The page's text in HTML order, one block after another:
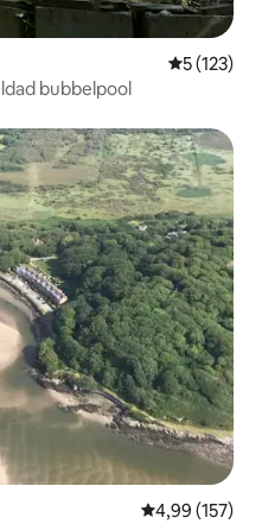
5 av 5 i
5 (123)
bubbelpool
4,99 av 5 i
4,99 (157)